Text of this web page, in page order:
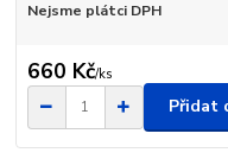
Nejsme plátci DPH
660 Kč/ks
Přidat